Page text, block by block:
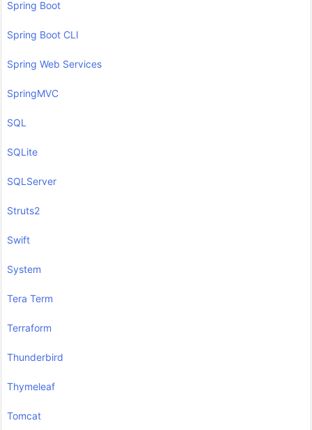
Spring Boot
Spring Boot CLI
Spring Web Services
SpringMVC
SQL
SQLite
SQLServer
Struts2
Swift
System
Tera Term
Terraform
Thunderbird
Thymeleaf
Tomcat